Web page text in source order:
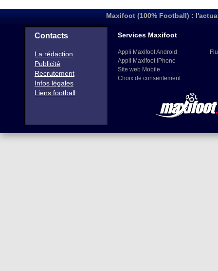
Maxifoot (100% Football) :
Contacts
La rédaction
Publicité
Recrutement
Infos légales
Liens football
Services Maxifoot
Appli Maxifoot Android
Appli Maxifoot iPhone
Site web Mobile
Choix de consentement